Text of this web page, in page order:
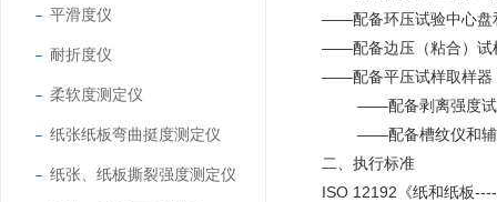
平滑度仪
耐折度仪
柔软度测定仪
纸张纸板弯曲挺度测定仪
纸张、纸板撕裂强度测定仪
——配备环压试验中心盘
——配备边压（粘合）试
——配备平压试样取样器
——配备剥离强度试验
——配备槽纹仪和辅助
二、 执行标准
ISO 12192《纸和纸板